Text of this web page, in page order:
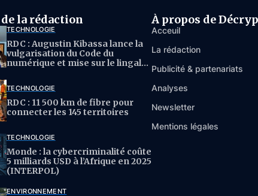
la rédaction
TECHNOLOGIE
RDC : Augustin Kibassa lance la
vulgarisation du Code du
numérique et mise sur le lingala
TECHNOLOGIE
RDC : 11 500 km de fibre pour
connecter les 145 territoires
TECHNOLOGIE
Monde : la cybercriminalité coûte
5 milliards USD à l’Afrique en 2025
(INTERPOL)
ENVIRONNEMENT
À propos de
Acceuil
La rédaction
Publicité & partenariats
Analyses
Newsletter
Mentions légales